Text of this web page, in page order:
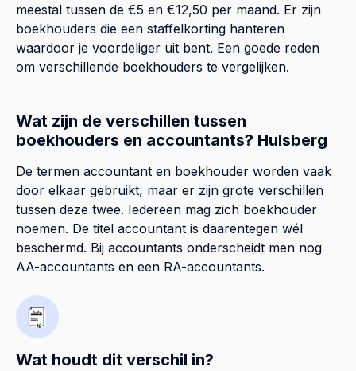
meestal tussen de €5 en €12,50 per maand. Er zijn
boekhouders die een staffelkorting hanteren
waardoor je voordeliger uit bent. Een goede reden
om verschillende boekhouders te vergelijken.
Wat zijn de verschillen tussen
boekhouders en accountants? Hulsberg
De termen accountant en boekhouder worden vaak
door elkaar gebruikt, maar er zijn grote verschillen
tussen deze twee. Iedereen mag zich boekhouder
noemen. De titel accountant is daarentegen wél
beschermd. Bij accountants onderscheidt men nog
AA-accountants en een RA-accountants.
Wat houdt dit verschil in?